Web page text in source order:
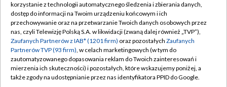
TVP
Abonament TVP
Emisja w TVP
Centrum informacji TVP
Naziemna Telewizja Cyfrowa
Regulamin TVP
Polityka prywatności
Moje zgody
Pomoc
korzystanie z technologii automatycznego śledzenia i zbierania danych,
dostęp do informacji na Twoim urządzeniu końcowym i ich
przechowywanie oraz na przetwarzanie Twoich danych osobowych przez
nas, czyli Telewizję Polską S.A. w likwidacji (zwaną dalej również „TVP”),
Zaufanych Partnerów z IAB* (1201 firm) oraz pozostałych Zaufanych
Partnerów TVP (93 firm), w celach marketingowych (w tym do
zautomatyzowanego dopasowania reklam do Twoich zainteresowań i
mierzenia ich skuteczności) i pozostałych, które wskazujemy poniżej, a
także zgody na udostępnianie przez nas identyfikatora PPID do Google.